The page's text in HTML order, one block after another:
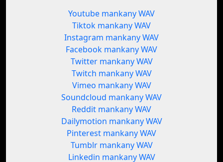
Youtube mankany WAV
Tiktok mankany WAV
Instagram mankany WAV
Facebook mankany WAV
Twitter mankany WAV
Twitch mankany WAV
Vimeo mankany WAV
Soundcloud mankany WAV
Reddit mankany WAV
Dailymotion mankany WAV
Pinterest mankany WAV
Tumblr mankany WAV
Linkedin mankany WAV